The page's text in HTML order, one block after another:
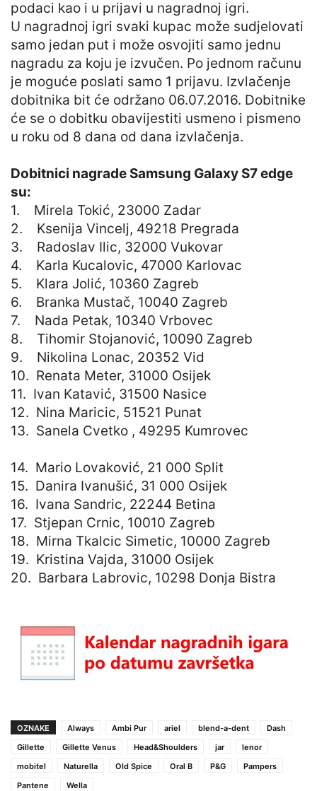
podaci kao i u prijavi u nagradnoj igri.
U nagradnoj igri svaki kupac može sudjelovati
samo jedan put i može osvojiti samo jednu
nagradu za koju je izvučen. Po jednom računu
je moguće poslati samo 1 prijavu. Izvlačenje
dobitnika bit će održano 06.07.2016. Dobitnike
će se o dobitku obavijestiti usmeno i pismeno
u roku od 8 dana od dana izvlačenja.
Dobitnici nagrade Samsung Galaxy S7 edge
su:
1. Mirela Tokić, 23000 Zadar
2. Ksenija Vincelj, 49218 Pregrada
3. Radoslav Ilic, 32000 Vukovar
4. Karla Kucalovic, 47000 Karlovac
5. Klara Jolić, 10360 Zagreb
6. Branka Mustač, 10040 Zagreb
7. Nada Petak, 10340 Vrbovec
8. Tihomir Stojanović, 10090 Zagreb
9. Nikolina Lonac, 20352 Vid
10. Renata Meter, 31000 Osijek
11. Ivan Katavić, 31500 Nasice
12. Nina Maricic, 51521 Punat
13. Sanela Cvetko , 49295 Kumrovec
14. Mario Lovaković, 21 000 Split
15. Danira Ivanušić, 31 000 Osijek
16. Ivana Sandric, 22244 Betina
17. Stjepan Crnic, 10010 Zagreb
18. Mirna Tkalcic Simetic, 10000 Zagreb
19. Kristina Vajda, 31000 Osijek
20. Barbara Labrovic, 10298 Donja Bistra
OZNAKE Always Ambi Pur ariel blend-a-dent
Dash
Gillette
Gillette Venus Head&Shoulders jar
lenor
mobitel
Naturella Old Spice Oral B P&G
Pampers
Pantene
Wella